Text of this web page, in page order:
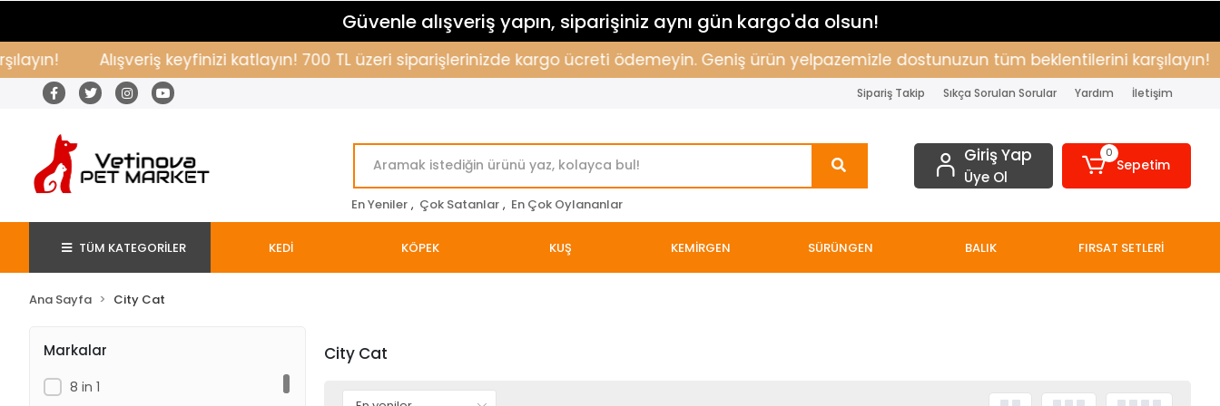
Güvenle alışveriş yapın, siparişiniz aynı gün kargo'da olsun!
Alışveriş keyfinizi katlayın! 700 TL üzeri siparişlerinizde kargo ücreti ödemeyin. Geniş ürün yelpazemizle dostunuzun tüm beklentilerini karşılayın!
Sipariş Takip Sıkça Sorulan Sorular Yardım İletişim
En Yeniler , Çok Satanlar , En Çok Oylananlar
Giriş Yap
Üye Ol
0
Sepetim
TÜM KATEGORİLER KEDİ KÖPEK KUŞ KEMİRGEN SÜRÜNGEN BALIK FIRSAT SETLERİ
Ana Sayfa City Cat
Markalar
8 in 1
City Cat